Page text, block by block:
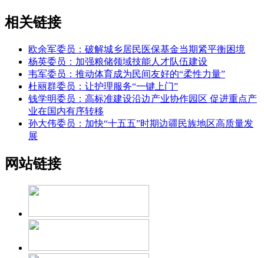
相关链接
欧余军委员：破解城乡居民医保基金当期紧平衡困境
杨英委员：加强粮储领域技能人才队伍建设
韦军委员：推动体育成为民间友好的“柔性力量”
杜丽群委员：让护理服务“一键上门”
钱学明委员：高标准建设沿边产业协作园区 促进重点产
业在国内有序转移
孙大伟委员：加快“十五五”时期边疆民族地区高质量发
展
网站链接